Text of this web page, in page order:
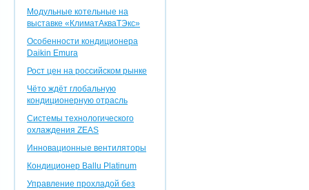
Модульные котельные на
выставке «КлиматАкваТЭкс»
Особенности кондиционера
Daikin Emura
Рост цен на российском рынке
Чёто ждёт глобальную
кондиционерную отрасль
Системы технологического
охлаждения ZEAS
Инновационные вентиляторы
Кондиционер Ballu Platinum
Управление прохладой без